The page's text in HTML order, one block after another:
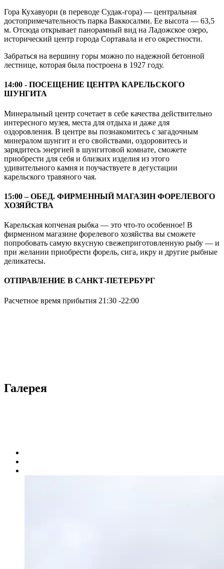
Гора Кухавуори (в переводе Судак-гора) — центральная
достопримечательность парка Ваккосалми. Ее высота — 63,5
м. Отсюда открывает панорамный вид на Ладожское озеро,
исторический центр города Сортавала и его окрестности.
Забраться на вершину горы можно по надежной бетонной
лестнице, которая была построена в 1927 году.
14:00 - ПОСЕЩЕНИЕ ЦЕНТРА КАРЕЛЬСКОГО
ШУНГИТА
Минеральный центр сочетает в себе качества действительно
интересного музея, места для отдыха и даже для
оздоровления. В центре вы познакомитесь с загадочным
минералом шунгит и его свойствами, оздоровитесь и
зарядитесь энергией в шунгитовой комнате, сможете
приобрести для себя и близких изделия из этого
удивительного камня и поучаствуете в дегустации
карельского травяного чая.
15:00 – ОБЕД. ФИРМЕННЫЙ МАГАЗИН ФОРЕЛЕВОГО
ХОЗЯЙСТВА
Карельская копченая рыбка — это что-то особенное! В
фирменном магазине форелевого хозяйства вы сможете
попробовать самую вкусную свежеприготовленную рыбу — и
при желании приобрести форель, сига, икру и другие рыбные
деликатесы.
ОТПРАВЛЕНИЕ В САНКТ-ПЕТЕРБУРГ
Расчетное время прибытия 21:30 -22:00
Галерея